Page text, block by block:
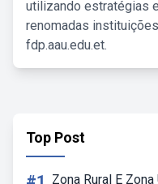
utilizando estratégias
renomadas
fdp.aau.edu.et.
Top Post
Zona Rural E